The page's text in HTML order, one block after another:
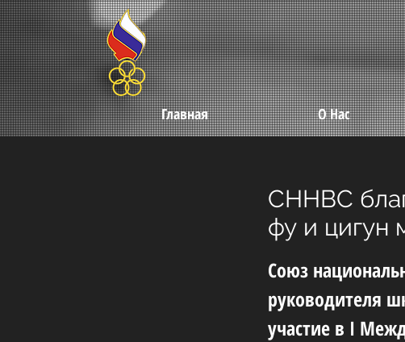
Главная О Нас
СННВС
фу и цигун
Союз
руководителя
участие в I